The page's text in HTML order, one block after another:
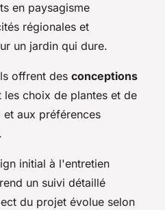
en paysagisme
régionales et
un jardin qui dure.
offrent des conceptions
les choix de plantes et de
aux préférences
initial à l'entretien
un suivi détaillé
du projet évolue selon